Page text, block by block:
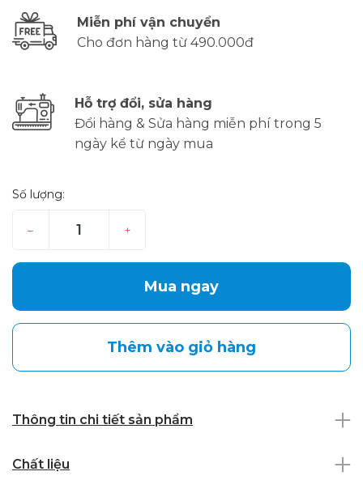
Miễn phí vận chuyển
Cho đơn hàng từ 490.000đ
Hỗ trợ đổi, sửa hàng
Đổi hàng & Sửa hàng miễn phí trong 5
ngày kể từ ngày mua
Số lượng:
– +
Mua ngay
Thêm vào giỏ hàng
Thông tin chi tiết sản phẩm
Chất liệu